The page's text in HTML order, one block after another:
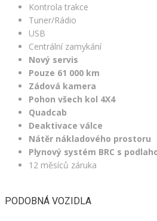
Kontrola trakce
Tuner/Rádio
USB
Centrální zamykání
Nový servis
Pouze 61 000 km
Zádová kamera
Pohon všech kol 4X4
Quadcab
Deaktivace válce
Nátěr nákladového prostoru
Plynový systém BRC s
12 měsíců záruka
PODOBNÁ VOZIDLA